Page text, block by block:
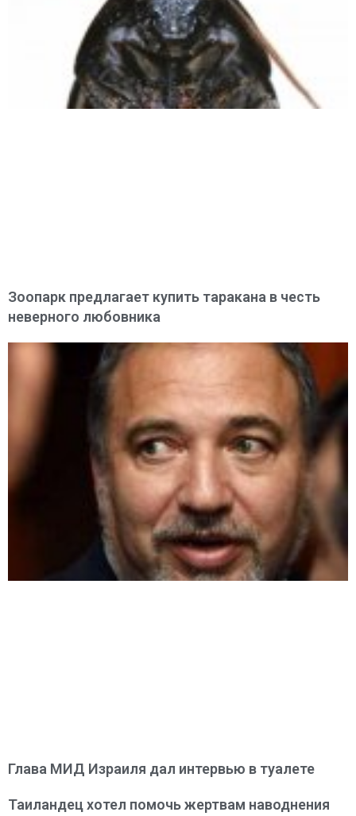
Зоопарк предлагает купить таракана в честь
неверного любовника
Глава МИД Израиля дал интервью в туалете
Таиландец хотел помочь жертвам наводнения